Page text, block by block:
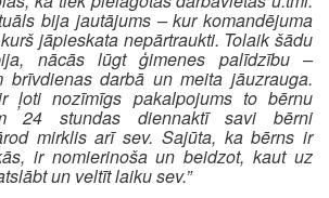
bija jautājums – kur komandējuma
jāpieskata nepārtraukti. Tolaik šādu
nācās lūgt ģimenes palīdzību –
brīvdienas darbā un meita jāuzrauga.
ļoti nozīmīgs pakalpojums to bērnu
24 stundas diennaktī savi bērni
mirklis arī sev. Sajūta, ka bērns ir
ir nomierinoša un beidzot, kaut uz
un veltīt laiku sev.”